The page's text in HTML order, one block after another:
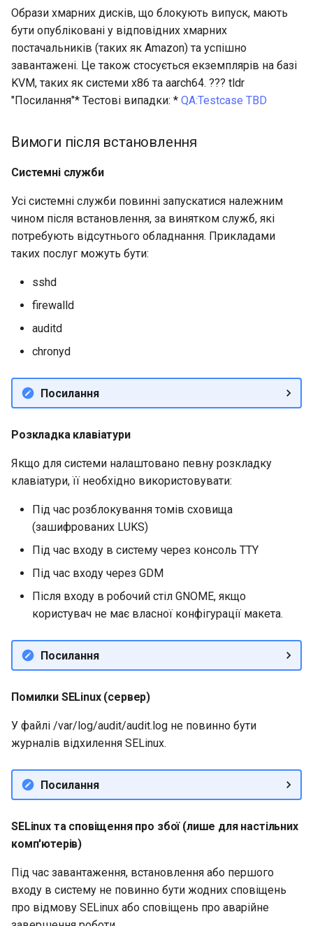
Образи хмарних дисків, що блокують випуск, мають
бути опубліковані у відповідних хмарних
постачальників (таких як Amazon) та успішно
завантажені. Це також стосується екземплярів на базі
KVM, таких як системи x86 та aarch64. ??? tldr
"Посилання"* Тестові випадки: * QA:Testcase TBD
Вимоги після встановлення
Системні служби
Усі системні служби повинні запускатися належним
чином після встановлення, за винятком служб, які
потребують відсутнього обладнання. Прикладами
таких послуг можуть бути:
sshd
firewalld
auditd
chronyd
Посилання
Розкладка клавіатури
Якщо для системи налаштовано певну розкладку
клавіатури, її необхідно використовувати:
Під час розблокування томів сховища
(зашифрованих LUKS)
Під час входу в систему через консоль TTY
Під час входу через GDM
Після входу в робочий стіл GNOME, якщо
користувач не має власної конфігурації макета.
Посилання
Помилки SELinux (сервер)
У файлі /var/log/audit/audit.log не повинно бути
журналів відхилення SELinux.
Посилання
SELinux та сповіщення про збої (лише для настільних
комп'ютерів)
Під час завантаження, встановлення або першого
входу в систему не повинно бути жодних сповіщень
про відмову SELinux або сповіщень про аварійне